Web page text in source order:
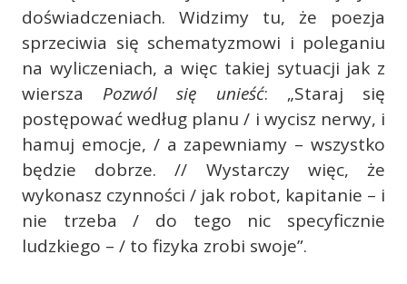
doświadczeniach. Widzimy tu, że poezja
sprzeciwia się schematyzmowi i poleganiu
na wyliczeniach, a więc takiej sytuacji jak z
wiersza Pozwól się unieść: „Staraj się
postępować według planu / i wycisz nerwy, i
hamuj emocje, / a zapewniamy – wszystko
będzie dobrze. // Wystarczy więc, że
wykonasz czynności / jak robot, kapitanie – i
nie trzeba / do tego nic specyficznie
ludzkiego – / to fizyka zrobi swoje”.